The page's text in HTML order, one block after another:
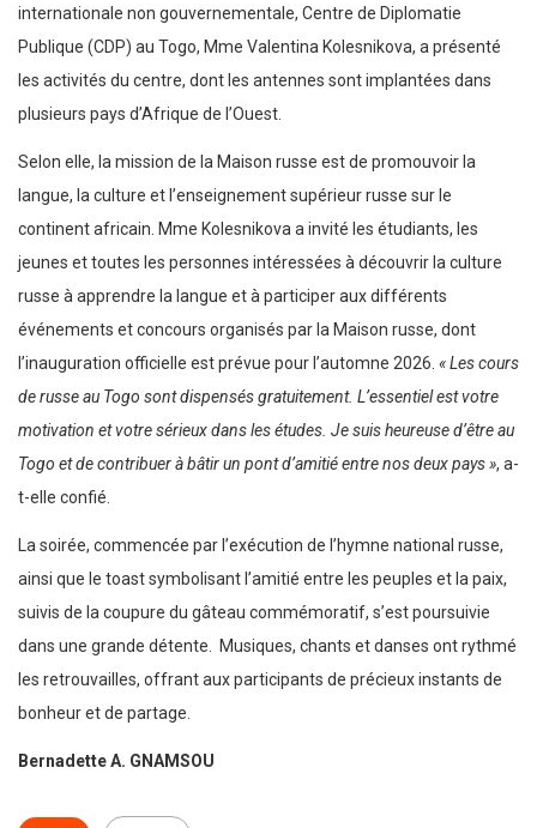
internationale non gouvernementale, Centre de Diplomatie
Publique (CDP) au Togo, Mme Valentina Kolesnikova, a présenté
les activités du centre, dont les antennes sont implantées dans
plusieurs pays d’Afrique de l’Ouest.
Selon elle, la mission de la Maison russe est de promouvoir la
langue, la culture et l’enseignement supérieur russe sur le
continent africain. Mme Kolesnikova a invité les étudiants, les
jeunes et toutes les personnes intéressées à découvrir la culture
russe à apprendre la langue et à participer aux différents
événements et concours organisés par la Maison russe, dont
l’inauguration officielle est prévue pour l’automne 2026. « Les cours
de russe au Togo sont dispensés gratuitement. L’essentiel est votre
motivation et votre sérieux dans les études. Je suis heureuse d’être au
Togo et de contribuer à bâtir un pont d’amitié entre nos deux pays », a-
t-elle confié.
La soirée, commencée par l’exécution de l’hymne national russe,
ainsi que le toast symbolisant l’amitié entre les peuples et la paix,
suivis de la coupure du gâteau commémoratif, s’est poursuivie
dans une grande détente. Musiques, chants et danses ont rythmé
les retrouvailles, offrant aux participants de précieux instants de
bonheur et de partage.
Bernadette A. GNAMSOU